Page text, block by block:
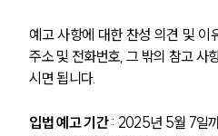
예고 사항에 대한 찬성 의견 및 이
주소 및 전화번호, 그 밖의 참고 사
시면 됩니다.
입법 예고 기간 : 2025년 5월 7일